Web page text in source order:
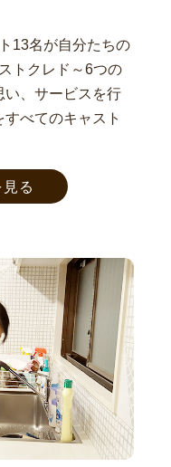
13名が自分たちの
トクレド～6つの
い、サービスを行
べてのキャスト
る